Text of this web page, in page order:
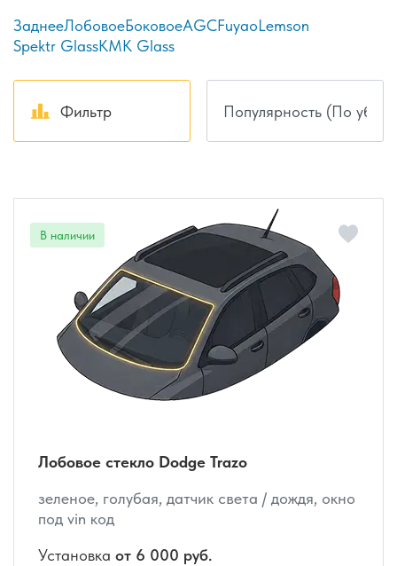
ЗаднееЛобовоеБоковоеAGCFuyaoLemson
Spektr GlassКМК Glass
Фильтр
Лобовое стекло Dodge Trazo
зеленое, голубая, датчик света / дождя, окно
под vin код
Установка от 6 000 руб.